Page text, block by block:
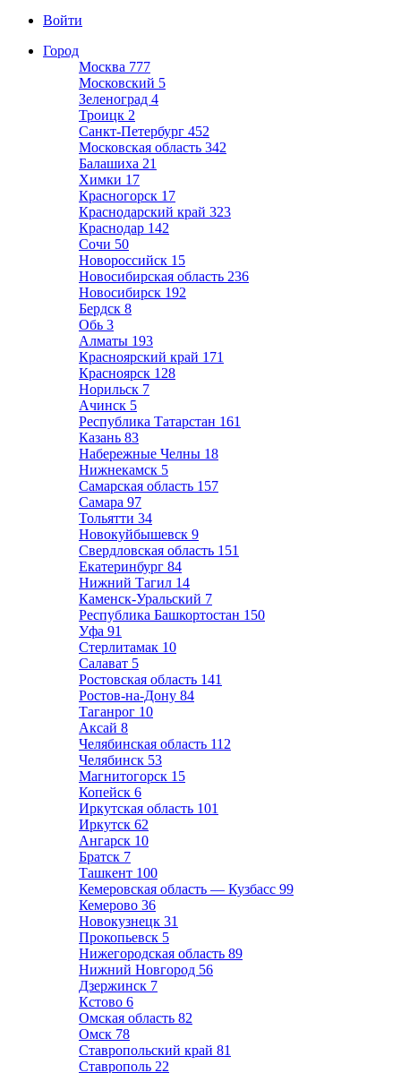
Войти
Город
Москва 777
Московский 5
Зеленоград 4
Троицк 2
Санкт-Петербург 452
Московская область 342
Балашиха 21
Химки 17
Красногорск 17
Краснодарский край 323
Краснодар 142
Сочи 50
Новороссийск 15
Новосибирская область 236
Новосибирск 192
Бердск 8
Обь 3
Алматы 193
Красноярский край 171
Красноярск 128
Норильск 7
Ачинск 5
Республика Татарстан 161
Казань 83
Набережные Челны 18
Нижнекамск 5
Самарская область 157
Самара 97
Тольятти 34
Новокуйбышевск 9
Свердловская область 151
Екатеринбург 84
Нижний Тагил 14
Каменск-Уральский 7
Республика Башкортостан 150
Уфа 91
Стерлитамак 10
Салават 5
Ростовская область 141
Ростов-на-Дону 84
Таганрог 10
Аксай 8
Челябинская область 112
Челябинск 53
Магнитогорск 15
Копейск 6
Иркутская область 101
Иркутск 62
Ангарск 10
Братск 7
Ташкент 100
Кемеровская область — Кузбасс 99
Кемерово 36
Новокузнецк 31
Прокопьевск 5
Нижегородская область 89
Нижний Новгород 56
Дзержинск 7
Кстово 6
Омская область 82
Омск 78
Ставропольский край 81
Ставрополь 22